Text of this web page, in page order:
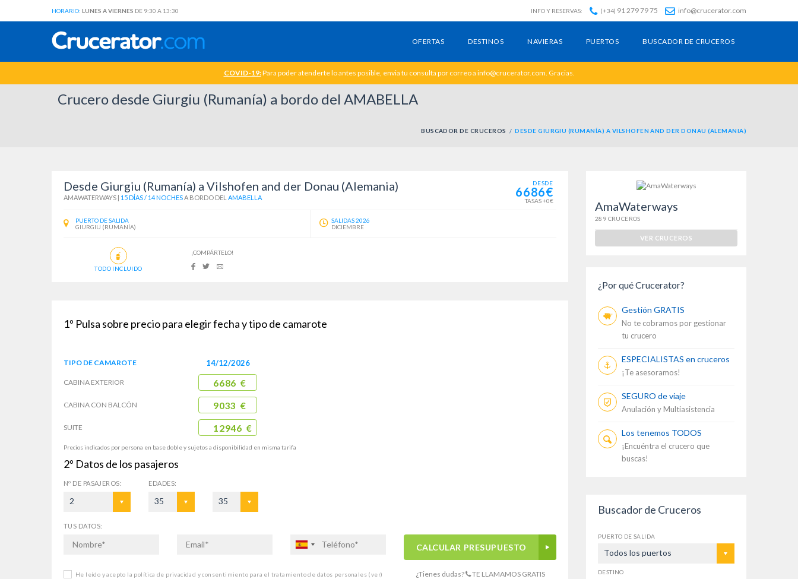
HORARIO: LUNES A VIERNES DE 9:30 A 13:30 INFO Y RESERVAS: (+34) 91 279 79 75 info@crucerator.com
OFERTAS DESTINOS NAVIERAS PUERTOS BUSCADOR DE CRUCEROS
COVID-19:Para poder atenderte lo antes posible, envia tu consulta por correo a info@crucerator.com. Gracias.
Crucero desde Giurgiu (Rumanía) a bordo del AMABELLA
BUSCADOR DE CRUCEROS DESDE GIURGIU (RUMANÍA) A VILSHOFEN AND DER DONAU (ALEMANIA)
Desde Giurgiu (Rumanía) a Vilshofen and der Donau (Alemania)
AMAWATERWAYS | 15 DÍAS / 14 NOCHESA BORDO DEL AMABELLA
DESDE
6686€
TASAS +0€
PUERTO DE SALIDA
GIURGIU (RUMANÍA)
SALIDAS 2026
DICIEMBRE
TODO INCLUIDO
¡COMPÁRTELO!
1º Pulsa sobre precio para elegir fecha y tipo de camarote
TIPO DE CAMAROTE
CABINA EXTERIOR
CABINA CON BALCÓN
SUITE
14/12/2026
6686 €
9033 €
12946 €
Precios indicados por persona en base doble y sujetos a disponibilidad en misma tarifa
2º Datos de los pasajeros
Nº DE PASAJEROS:
2
EDADES:
35 35
TUS DATOS:
He leído y acepto la política de privacidad y consentimiento para el tratamiento de datos personales (ver)
CALCULAR PRESUPUESTO
¿Tienes dudas? TE LLAMAMOS GRATIS
AmaWaterways
289 CRUCEROS
VER CRUCEROS
¿Por qué Crucerator?
Gestión GRATIS
No te cobramos por gestionar
tu crucero
ESPECIALISTAS en cruceros
¡Te asesoramos!
SEGURO de viaje
Anulación y Multiasistencia
Los tenemos TODOS
¡Encuéntra el crucero que
buscas!
Buscador de Cruceros
PUERTO DE SALIDA
Todos los puertos
DESTINO